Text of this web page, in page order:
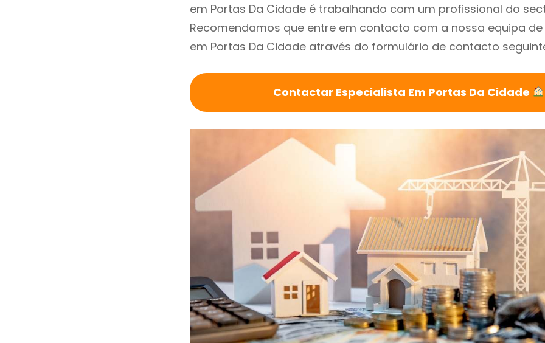
em Portas Da Cidade é trabalhando com um profissional do
Recomendamos que entre em contacto com a nossa equipa
em Portas Da Cidade através do formulário de contacto
Contactar Especialista Em Portas Da Cidade